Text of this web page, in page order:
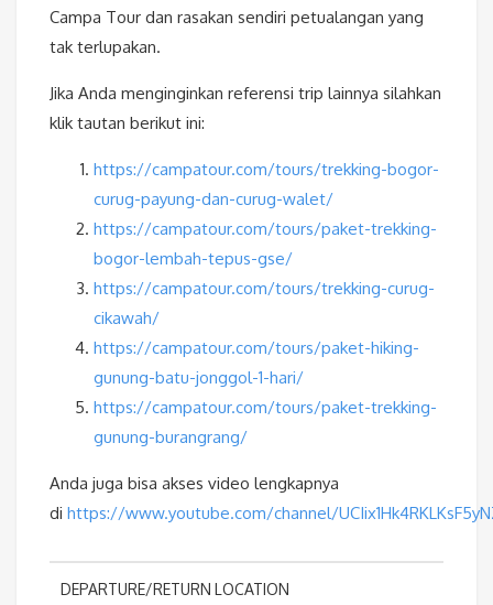
Campa Tour dan rasakan sendiri petualangan yang
tak terlupakan.
Jika Anda menginginkan referensi trip lainnya silahkan
klik tautan berikut ini:
https://campatour.com/tours/trekking-bogor-
curug-payung-dan-curug-walet/
https://campatour.com/tours/paket-trekking-
bogor-lembah-tepus-gse/
https://campatour.com/tours/trekking-curug-
cikawah/
https://campatour.com/tours/paket-hiking-
gunung-batu-jonggol-1-hari/
https://campatour.com/tours/paket-trekking-
gunung-burangrang/
Anda juga bisa akses video lengkapnya
di https://www.youtube.com/channel/
DEPARTURE/RETURN LOCATION